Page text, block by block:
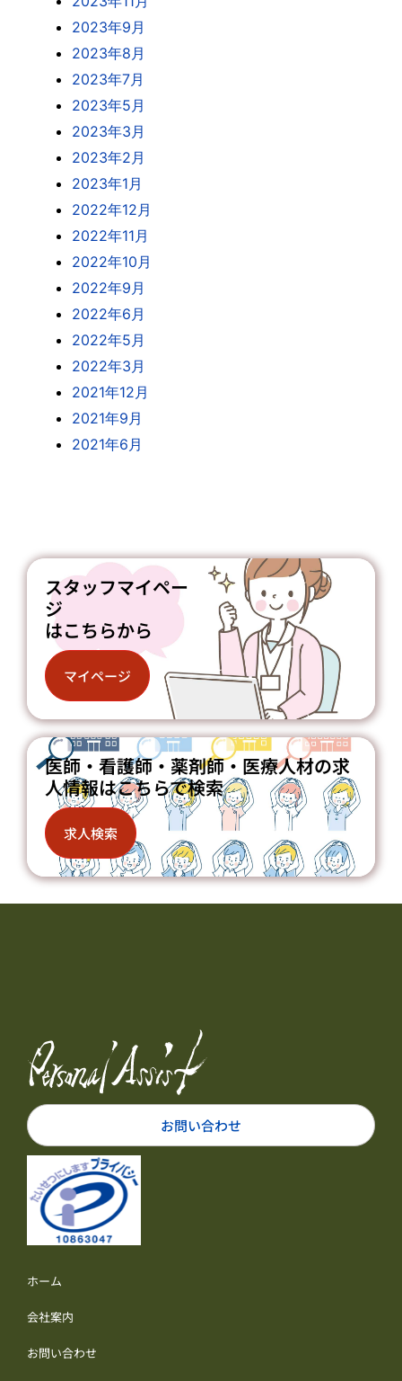
2023年9月
2023年8月
2023年7月
2023年5月
2023年3月
2023年2月
2023年1月
2022年12月
2022年11月
2022年10月
2022年9月
2022年6月
2022年5月
2022年3月
2021年12月
2021年9月
2021年6月
スタッフマイペー
ジ
はこちらから
マイページ
医師・看護師・薬剤師・医療人材の求
人情報はこちらで検索
求人検索
お問い合わせ
ホーム
会社案内
お問い合わせ